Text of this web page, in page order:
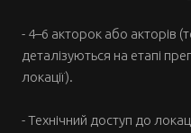
- 4–6 акторок або акторів
деталізуються на етапі
локації).
- Технічний доступ до